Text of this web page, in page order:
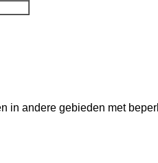
in andere gebieden met